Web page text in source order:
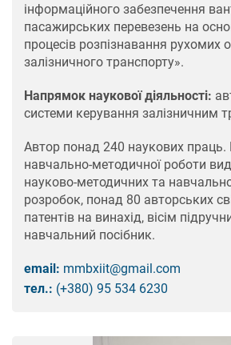
інформаційного забезпечення
пасажирських перевезень на
процесів розпізнавання рухомих
залізничного транспорту».
Напрямок наукової діяльності:
системи керування залізничним
Автор понад 240 наукових
навчально-методичної роботи
науково-методичних та
розробок, понад 80 авторських
патентів на винахід, вісім
навчальний посібник.
email: mmbxiit@gmail.com
тел.: (+380) 95 534 6230